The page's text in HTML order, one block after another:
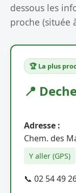
dessous les
proche (située
🏆 La plus
📍
Adresse :
Chem. des
Y aller (GPS)
📞 02 54 49